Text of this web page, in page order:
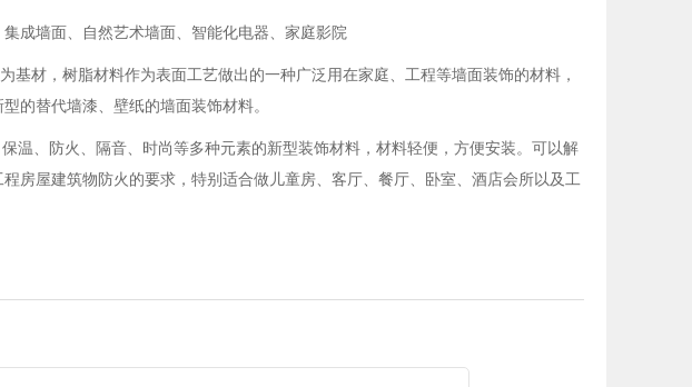
成墙面、自然艺术墙面、智能化电器、家庭影院
基材，树脂材料作为表面工艺做出的一种广泛用在家庭、工程等墙面装饰的材料，
的替代墙漆、壁纸的墙面装饰材料。
温、防火、隔音、时尚等多种元素的新型装饰材料，材料轻便，方便安装。可以解
房屋建筑物防火的要求，特别适合做儿童房、客厅、餐厅、卧室、酒店会所以及工